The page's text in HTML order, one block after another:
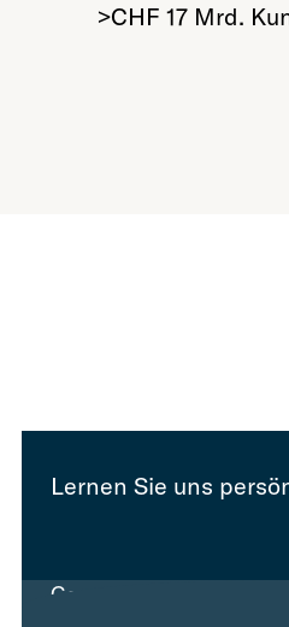
>CHF 17 Mrd.
Lernen Sie uns
Gespräch vereinbaren